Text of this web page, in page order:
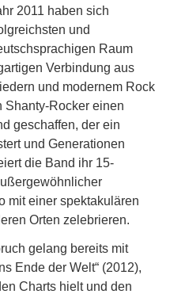
2011 haben sich
und
Raum
Verbindung aus
und modernem Rock
Shanty-Rocker einen
geschaffen, der ein
und Generationen
die Band ihr 15-
mit einer spektakulären
Orten zelebrieren.
gelang bereits mit
Ende der Welt“ (2012),
Charts hielt und den